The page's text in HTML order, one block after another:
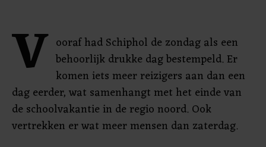
V ooraf had Schiphol de zondag als een
behoorlijk drukke dag bestempeld. Er
komen iets meer reizigers aan dan een
dag eerder, wat samenhangt met het einde van
de schoolvakantie in de regio noord. Ook
vertrekken er wat meer mensen dan zaterdag.